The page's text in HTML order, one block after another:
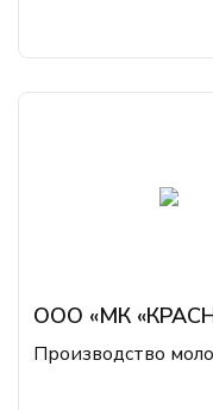
ООО «МК
Производство